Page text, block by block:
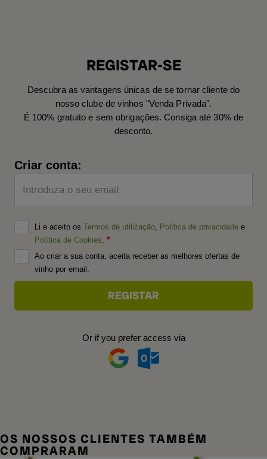
REGISTAR-SE
Descubra as vantagens únicas de se tornar cliente do
nosso clube de vinhos "Venda Privada".
É 100% gratuito e sem obrigações. Consiga até 30% de
desconto.
Criar conta:
Introduza o seu email:
Li e aceito os Termos de utilização Política de privacidade e
Política de Cookies
Ao criar a sua conta, aceita receber as melhores ofertas de
vinho por email.
Or if you prefer access via
OS NOSSOS CLIENTES TAMBÉM
COMPRARAM